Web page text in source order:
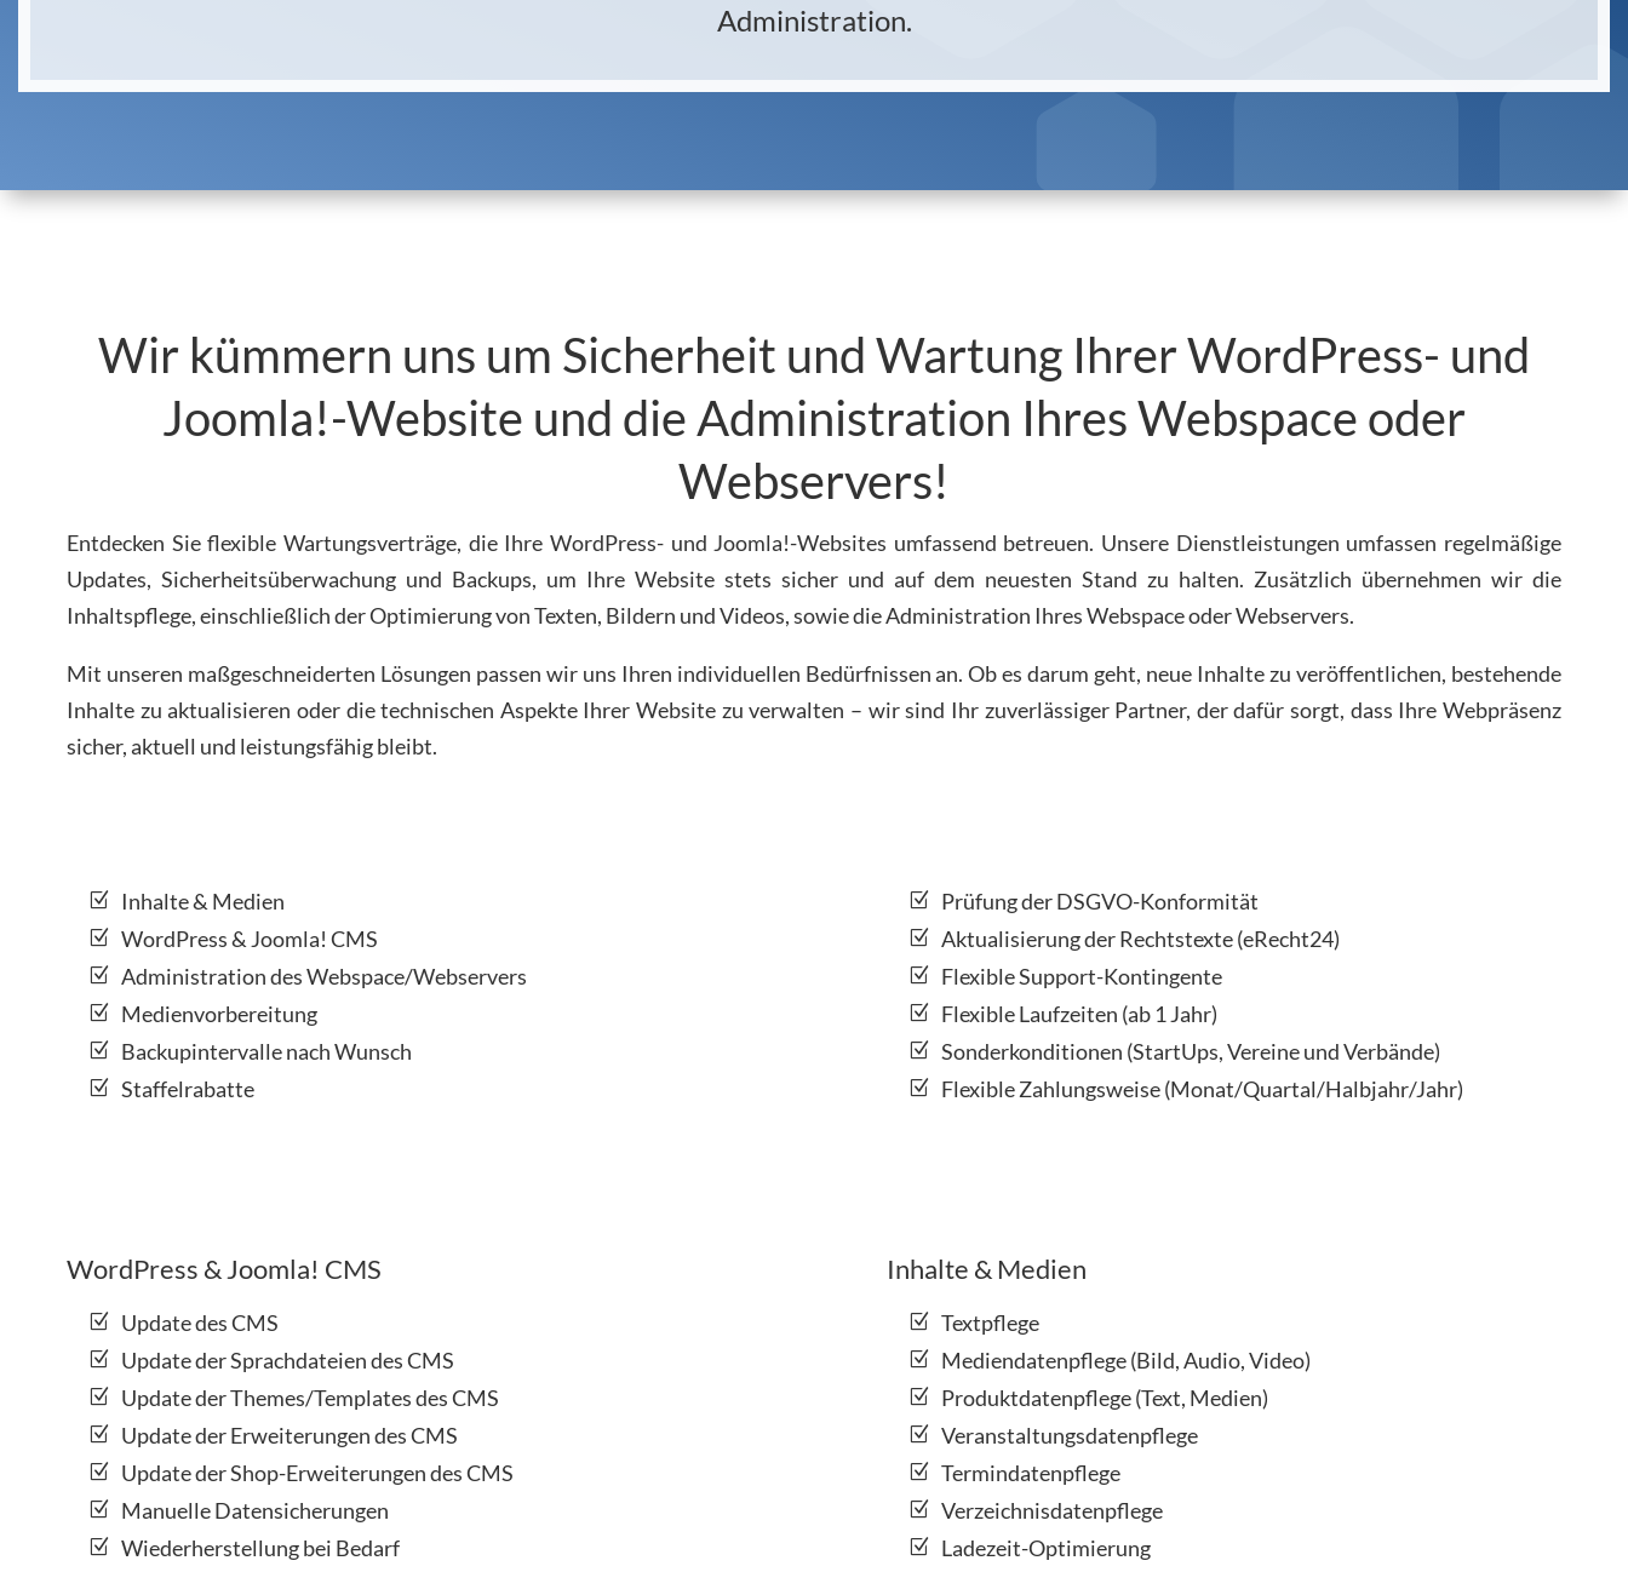
Administration.
Wir kümmern uns um Sicherheit und Wartung Ihrer WordPress- und
Joomla!-Website und die Administration Ihres Webspace oder
Webservers!
Entdecken Sie flexible Wartungsverträge, die Ihre WordPress- und Joomla!-Websites umfassend betreuen. Unsere Dienstleistungen umfassen regelmäßige
Updates, Sicherheitsüberwachung und Backups, um Ihre Website stets sicher und auf dem neuesten Stand zu halten. Zusätzlich übernehmen wir die
Inhaltspflege, einschließlich der Optimierung von Texten, Bildern und Videos, sowie die Administration Ihres Webspace oder Webservers.
Mit unseren maßgeschneiderten Lösungen passen wir uns Ihren individuellen Bedürfnissen an. Ob es darum geht, neue Inhalte zu veröffentlichen, bestehende
Inhalte zu aktualisieren oder die technischen Aspekte Ihrer Website zu verwalten – wir sind Ihr zuverlässiger Partner, der dafür sorgt, dass Ihre Webpräsenz
sicher, aktuell und leistungsfähig bleibt.
Inhalte & Medien
WordPress & Joomla! CMS
Administration des Webspace/Webservers
Medienvorbereitung
Backupintervalle nach Wunsch
Staffelrabatte
Prüfung der DSGVO-Konformität
Aktualisierung der Rechtstexte (eRecht24)
Flexible Support-Kontingente
Flexible Laufzeiten (ab 1 Jahr)
Sonderkonditionen (StartUps, Vereine und Verbände)
Flexible Zahlungsweise (Monat/Quartal/Halbjahr/Jahr)
WordPress & Joomla! CMS
Update des CMS
Update der Sprachdateien des CMS
Update der Themes/Templates des CMS
Update der Erweiterungen des CMS
Update der Shop-Erweiterungen des CMS
Manuelle Datensicherungen
Wiederherstellung bei Bedarf
Inhalte & Medien
Textpflege
Mediendatenpflege (Bild, Audio, Video)
Produktdatenpflege (Text, Medien)
Veranstaltungsdatenpflege
Termindatenpflege
Verzeichnisdatenpflege
Ladezeit-Optimierung